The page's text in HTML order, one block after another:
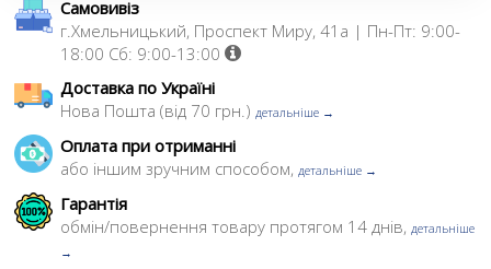
Самовивіз
г.Хмельницький, Проспект Миру, 41а | Пн-Пт: 9:00-
18:00 Сб: 9:00-13:00
Доставка по Україні
Нова Пошта (від 70 грн.) детальніше →
Оплата при отриманні
або іншим зручним способом, детальніше →
Гарантія
обмін/повернення товару протягом 14 днів, детальніше
→